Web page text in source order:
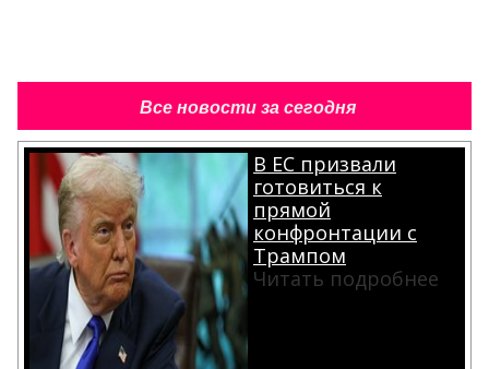
Все новости за сегодня
В ЕС призвали
готовиться к
прямой
конфронтации с
Трампом
Читать подробнее